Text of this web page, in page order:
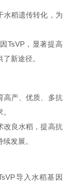
水稻遗传转化，为
TsVP，显著提高
新途径。
高产、优质、多抗
改良水稻，提高抗
发展。
导入水稻基因